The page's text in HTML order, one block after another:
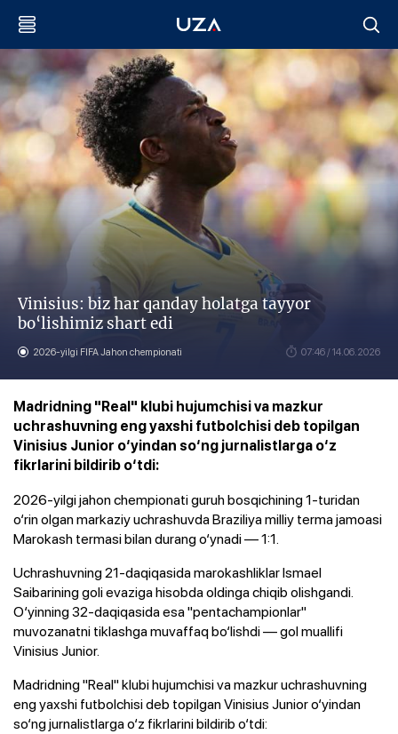
Vinisius: biz har qanday holatga tayyor
bo‘lishimiz shart edi
2026-yilgi FIFA Jahon chempionati 07:46 / 14.06.2026
Madridning "Real" klubi hujumchisi va mazkur
uchrashuvning eng yaxshi futbolchisi deb topilgan
Vinisius Junior o‘yindan so‘ng jurnalistlarga o‘z
fikrlarini bildirib o‘tdi:
2026-yilgi jahon chempionati guruh bosqichining 1-turidan
o‘rin olgan markaziy uchrashuvda Braziliya milliy terma jamoasi
Marokash termasi bilan durang o‘ynadi — 1:1.
Uchrashuvning 21-daqiqasida marokashliklar Ismael
Saibarining goli evaziga hisobda oldinga chiqib olishgandi.
O‘yinning 32-daqiqasida esa "pentachampionlar"
muvozanatni tiklashga muvaffaq bo‘lishdi — gol muallifi
Vinisius Junior.
Madridning "Real" klubi hujumchisi va mazkur uchrashuvning
eng yaxshi futbolchisi deb topilgan Vinisius Junior o‘yindan
so‘ng jurnalistlarga o‘z fikrlarini bildirib o‘tdi: